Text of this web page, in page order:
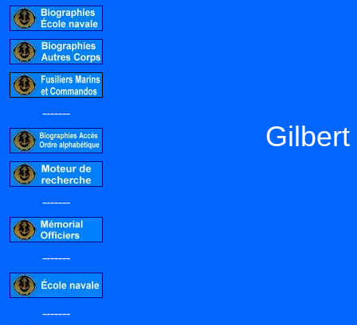
-------
-------
-------
-------